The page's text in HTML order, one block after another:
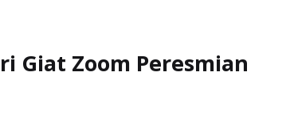
Giat Zoom Peresmian